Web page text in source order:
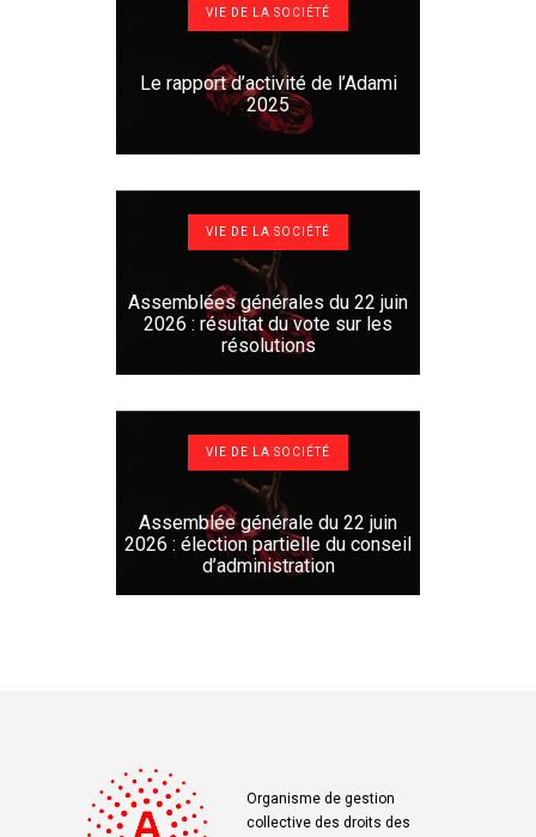
VIE DE LA SOCIÉTÉ
Le rapport d’activité de l’Adami
2025
VIE DE LA SOCIÉTÉ
Assemblées générales du 22 juin
2026 : résultat du vote sur les
résolutions
VIE DE LA SOCIÉTÉ
Assemblée générale du 22 juin
2026 : élection partielle du conseil
d’administration
Organisme de gestion
collective des droits des